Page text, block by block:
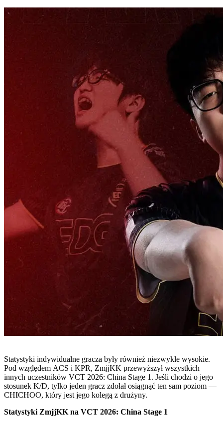
Statystyki indywidualne gracza były również niezwykle wysokie.
Pod względem ACS i KPR, ZmjjKK przewyższył wszystkich
innych uczestników VCT 2026: China Stage 1. Jeśli chodzi o jego
stosunek K/D, tylko jeden gracz zdołał osiągnąć ten sam poziom —
CHICHOO, który jest jego kolegą z drużyny.
Statystyki ZmjjKK na VCT 2026: China Stage 1